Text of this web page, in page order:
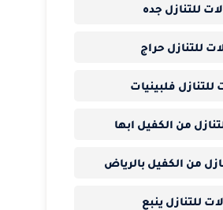
للتنازل جده
للتنازل حراج
فلبينيات
من الكفيل ابها
من الكفيل بالرياض
للتنازل ينبع